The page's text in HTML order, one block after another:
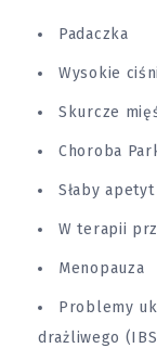
Padaczka
Wysokie
Skurcze
Choroba
Słaby apetyt
W terapii
Menopauza
Problemy
drażliwego